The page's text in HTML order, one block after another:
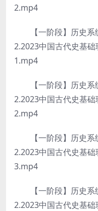
2.mp4
【一阶段】历史系
2.2023中国古代史基
1.mp4
【一阶段】历史系
2.2023中国古代史基
2.mp4
【一阶段】历史系
2.2023中国古代史基
3.mp4
【一阶段】历史系
2.2023中国古代史基